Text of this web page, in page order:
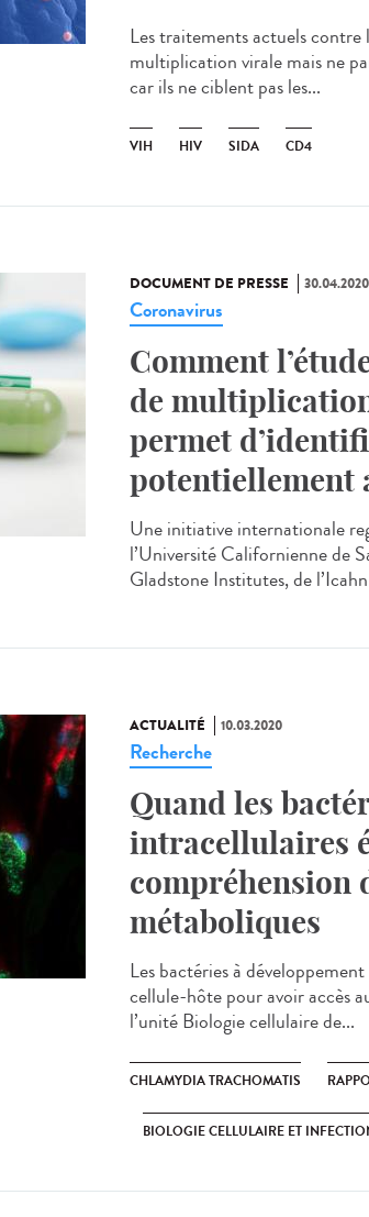
Les traitements actuels
multiplication virale mais ne
car ils ne ciblent pas les...
VIH HIV SIDA CD4
DOCUMENT DE PRESSE 30.04.2020
Coronavirus
Comment
de
permet
potentiellement
Une initiative internationale
l’Université Californienne de
Gladstone Institutes, de
ACTUALITÉ 10.03.2020
Recherche
Quand les
intracellulaires
compréhension
métaboliques
Les bactéries à
cellule-hôte pour avoir accès
l’unité Biologie cellulaire de...
CHLAMYDIA TRACHOMATIS
BIOLOGIE CELLULAIRE ET